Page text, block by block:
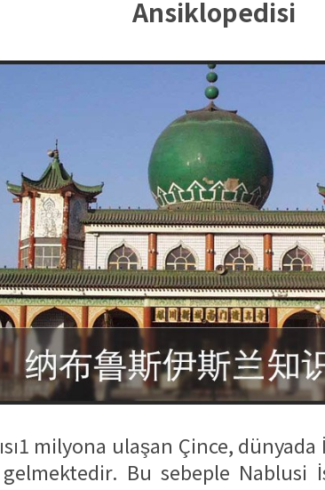
Ansiklopedisi
milyona ulaşan Çince,
gelmektedir. Bu sebeple Nablusi